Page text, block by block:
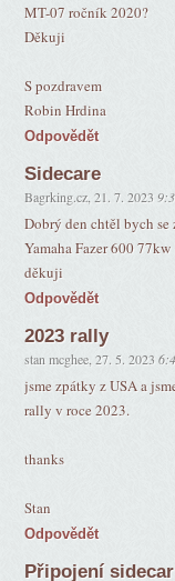
MT-07 ročník 2020?
Děkuji
S pozdravem
Robin Hrdina
Odpovědět
Sidecare
Bagrking.cz ,21. 7. 2023
Dobrý den chtěl bych
Yamaha Fazer 600
děkuji
Odpovědět
2023 rally
stan mcghee ,27. 5. 2023
jsme zpátky z USA a
rally v roce 2023.
thanks
Stan
Odpovědět
Připojení